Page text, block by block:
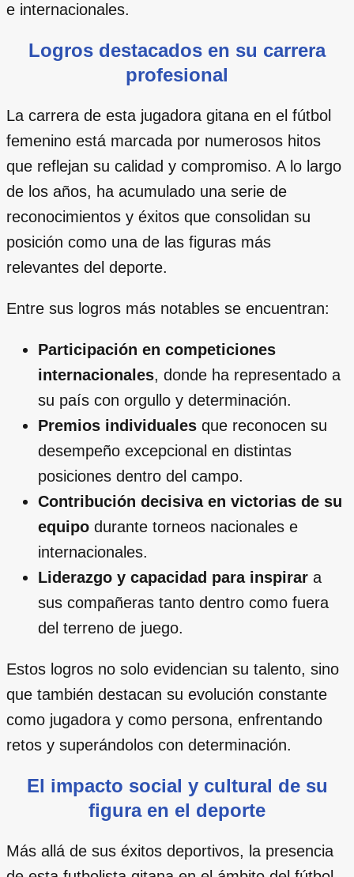
e internacionales.
Logros destacados en su carrera
profesional
La carrera de esta jugadora gitana en el fútbol
femenino está marcada por numerosos hitos
que reflejan su calidad y compromiso. A lo largo
de los años, ha acumulado una serie de
reconocimientos y éxitos que consolidan su
posición como una de las figuras más
relevantes del deporte.
Entre sus logros más notables se encuentran:
Participación en competiciones
internacionales, donde ha representado a
su país con orgullo y determinación.
Premios individuales que reconocen su
desempeño excepcional en distintas
posiciones dentro del campo.
Contribución decisiva en victorias de su
equipo durante torneos nacionales e
internacionales.
Liderazgo y capacidad para inspirar a
sus compañeras tanto dentro como fuera
del terreno de juego.
Estos logros no solo evidencian su talento, sino
que también destacan su evolución constante
como jugadora y como persona, enfrentando
retos y superándolos con determinación.
El impacto social y cultural de su
figura en el deporte
Más allá de sus éxitos deportivos, la presencia